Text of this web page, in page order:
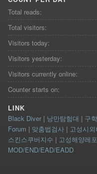
Total reads:
Total visitors:
Visitors today:
Visitors yesterday:
Visitors currently online:
Counter starts on:
LINK
Black Diver| 낭만탐험대 | 구
Forum | 맞춤법검사| 고성시
스킨스쿠버지수 | 고성해양레
MOD/END/EAD/EADD